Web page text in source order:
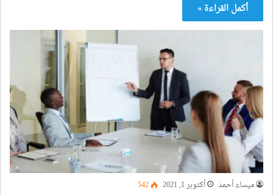
أكمل القراءة »
ميساء أحمد أكتوبر 1, 2021 542